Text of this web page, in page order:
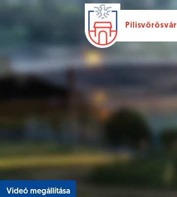
Ugrás a fő tartalomhoz
Pilisvörösvár
Videó megállítása